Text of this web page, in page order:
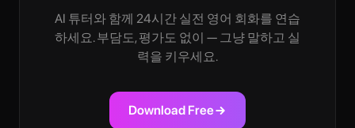
AI 튜터와 함께 24시간 실전 영어 회화를 연습
하세요. 부담도, 평가도 없이 — 그냥 말하고 실
력을 키우세요.
Download Free